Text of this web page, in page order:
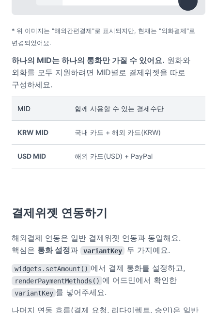
* 위 이미지는 "해외간편결제"로 표시되지만, 현재는 "외화결제"로
변경되었어요.
하나의 MID는 하나의 통화만 가질 수 있어요. 원화와
외화를 모두 지원하려면 MID별로 결제위젯을 따로
구성하세요.
MID 함께 사용할 수 있는 결제수단
KRW MID 국내 카드 + 해외 카드(KRW)
USD MID 해외 카드(USD) + PayPal
결제위젯 연동하기
해외결제 연동은 일반 결제위젯 연동과 동일해요.
핵심은 통화 설정과 variantKey 두 가지예요.
widgets.setAmount() 에서 결제 통화를 설정하고,
renderPaymentMethods() 에 어드민에서 확인한
variantKey 를 넣어주세요.
나머지 연동 흐름(결제 요청, 리다이렉트, 승인)은 일반